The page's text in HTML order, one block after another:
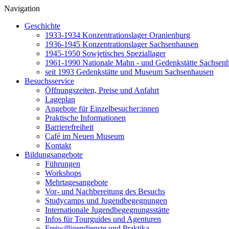
Navigation
Geschichte
1933-1934 Konzentrationslager Oranienburg
1936-1945 Konzentrationslager Sachsenhausen
1945-1950 Sowjetisches Speziallager
1961-1990 Nationale Mahn - und Gedenkstätte
seit 1993 Gedenkstätte und Museum Sachsenhausen
Besuchsservice
Öffnungszeiten, Preise und Anfahrt
Lageplan
Angebote für Einzelbesucher:innen
Praktische Informationen
Barrierefreiheit
Café im Neuen Museum
Kontakt
Bildungsangebote
Führungen
Workshops
Mehrtagesangebote
Vor- und Nachbereitung des Besuchs
Studycamps und Jugendbegegnungen
Internationale Jugendbegegnungsstätte
Infos für Tourguides und Agenturen